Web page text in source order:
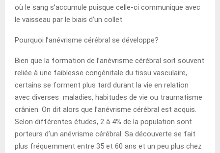
où le sang s’accumule puisque celle-ci communique avec
le vaisseau par le biais d’un collet
Pourquoi l’anévrisme cérébral se développe?
Bien que la formation de l’anévrisme cérébral soit souvent
reliée à une faiblesse congénitale du tissu vasculaire,
certains se forment plus tard durant la vie en relation
avec diverses maladies, habitudes de vie ou traumatisme
crânien. On dit alors que l’anévrisme cérébral est acquis.
Selon différentes études, 2 à 4% de la population sont
porteurs d’un anévrisme cérébral. Sa découverte se fait
plus fréquemment entre 35 et 60 ans et un peu plus chez